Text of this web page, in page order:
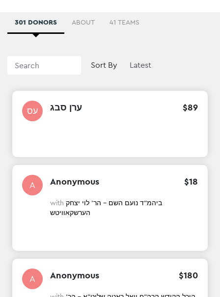
301 DONORS ABOUT 41 TEAMS
Sort By
עס ערן סבג $89
A Anonymous $18
with ביהמ"ד נועם השם - הר' לוי יצחק
הערשקאוויטש
A Anonymous $180